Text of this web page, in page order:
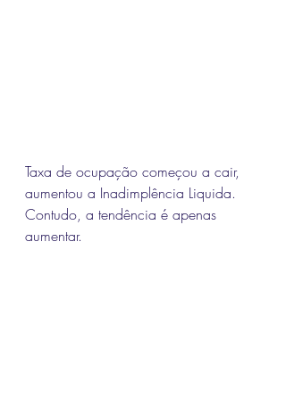
Taxa de ocupação começou a cair,
aumentou a Inadimplência Liquida.
Contudo, a tendência é apenas
aumentar.